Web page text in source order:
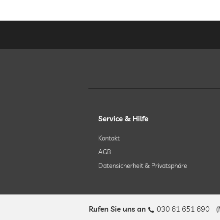
Service & Hilfe
Kontakt
AGB
Datensicherheit & Privatsphäre
Rufen Sie uns an 030 61 651 690